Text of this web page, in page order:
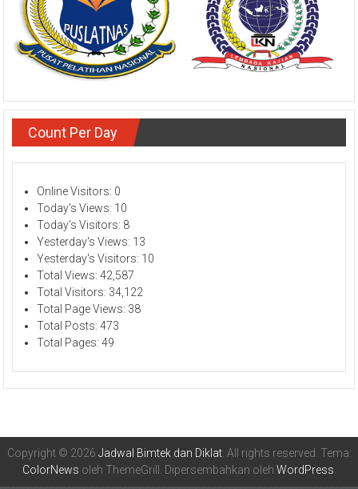
Count Per Day
Online Visitors:0
Today's Views:10
Today's Visitors:8
Yesterday's Views:13
Yesterday's Visitors:10
Total Views:42,587
Total Visitors:34,122
Total Page Views:
Total Pages:49